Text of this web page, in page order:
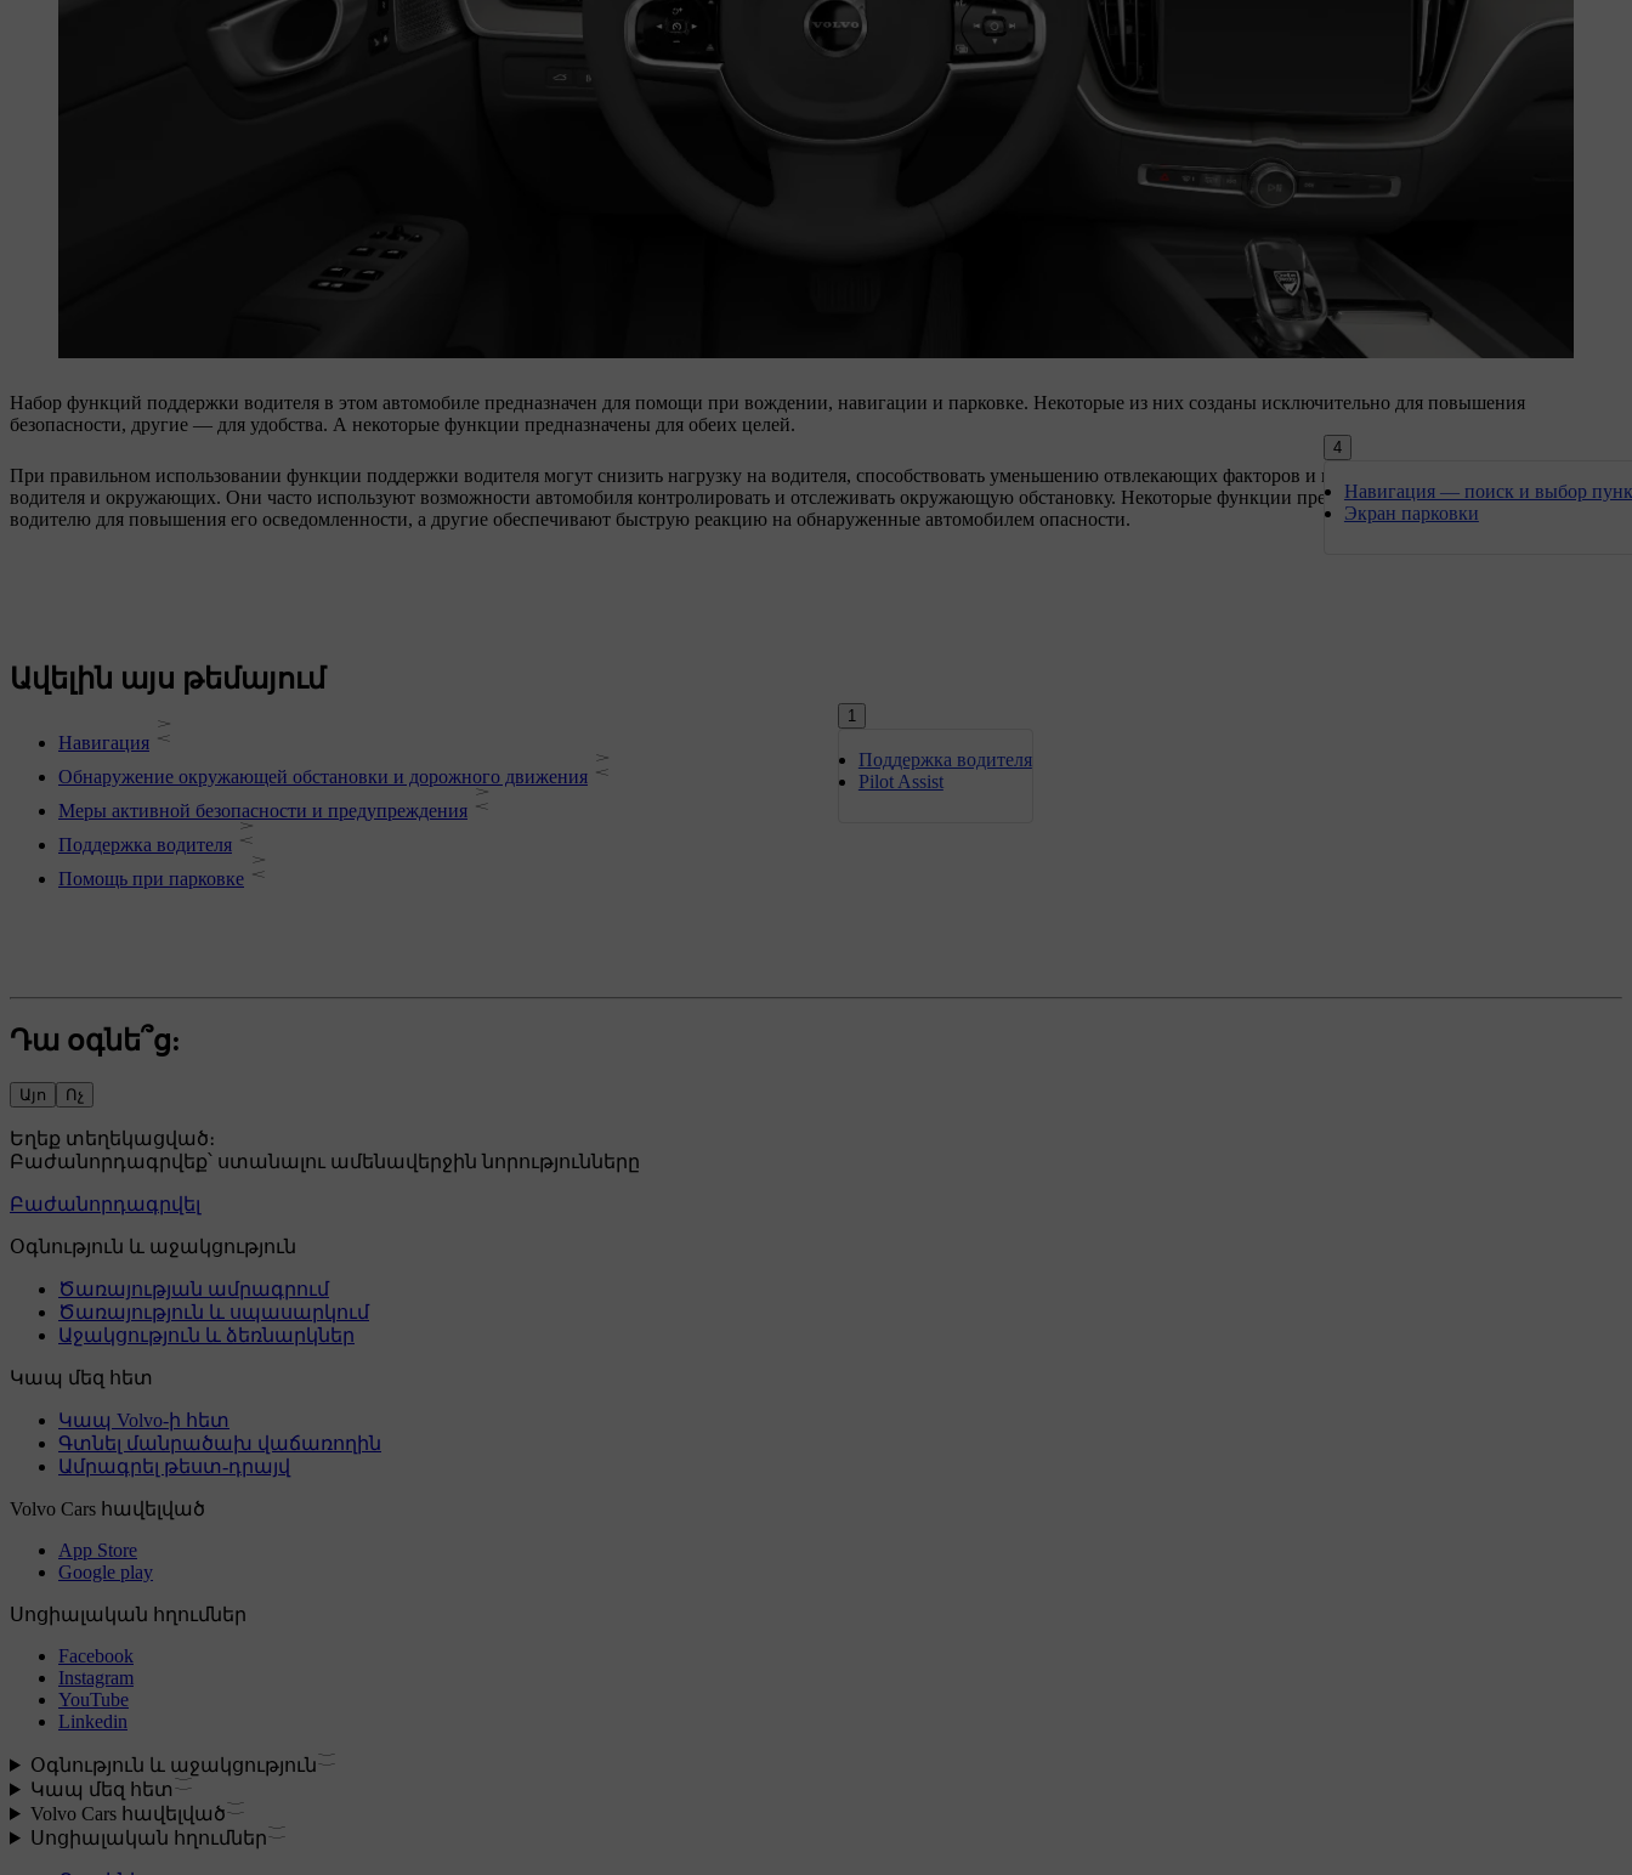
1
Поддержка водителя
Pilot Assist
4
Навигация — поиск и выбор
Экран парковки
Набор функций поддержки водителя в этом автомобиле предназначен для помощи при вождении, навигации и парковке. Некоторые из них созданы исключительно для повышения
безопасности, другие — для удобства. А некоторые функции предназначены для обеих целей.
При правильном использовании функции поддержки водителя могут снизить нагрузку на водителя, способствовать уменьшению отвлекающих факторов и повысить безопасность для
водителя и окружающих. Они часто используют возможности автомобиля контролировать и отслеживать окружающую обстановку. Некоторые функции предоставляют эту информацию
водителю для повышения его осведомленности, а другие обеспечивают быструю реакцию на обнаруженные автомобилем опасности.
Ավելին այս թեմայում
Навигация
Обнаружение окружающей обстановки и дорожного движения
Меры активной безопасности и предупреждения
Поддержка водителя
Помощь при парковке
Դա օգնե՞ց:
Այո Ոչ